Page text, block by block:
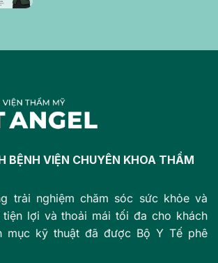
BỆNH VIỆN CHUYÊN KHOA THẨM
trải nghiệm chăm sóc sức khỏe và
lợi và thoải mái tối đa cho khách
mục kỹ thuật đã được Bộ Y Tế phê